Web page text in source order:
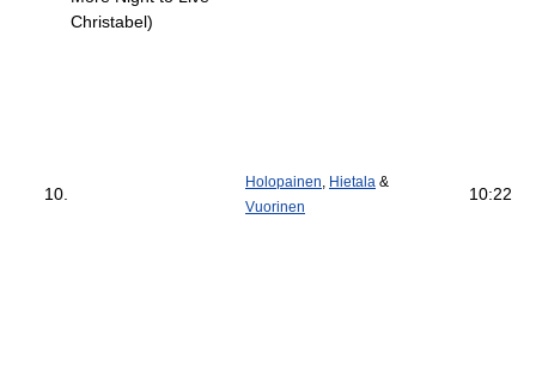
10.
Christabel)
Holopainen Hietala &
Vuorinen
10:22